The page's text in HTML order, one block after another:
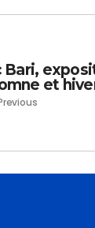
Bari,
et